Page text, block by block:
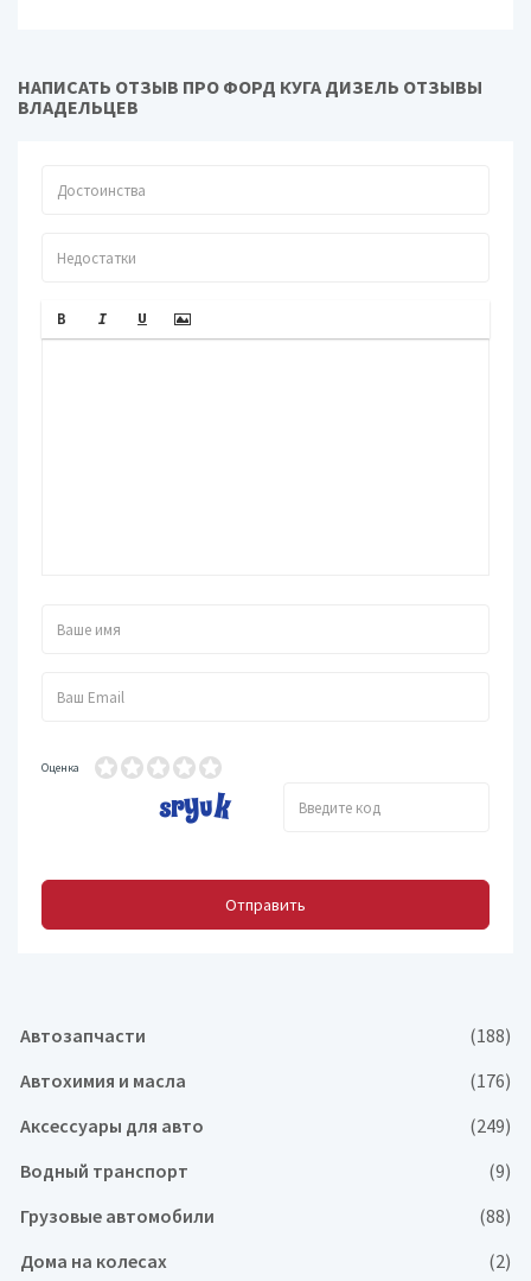
НАПИСАТЬ ОТЗЫВ ПРО ФОРД КУГА ДИЗЕЛЬ ОТЗЫВЫ
ВЛАДЕЛЬЦЕВ
Оценка
Отправить
Автозапчасти
(188)
Автохимия и масла
(176)
Аксессуары для авто
(249)
Водный транспорт
(9)
Грузовые автомобили
(88)
Дома на колесах
(2)